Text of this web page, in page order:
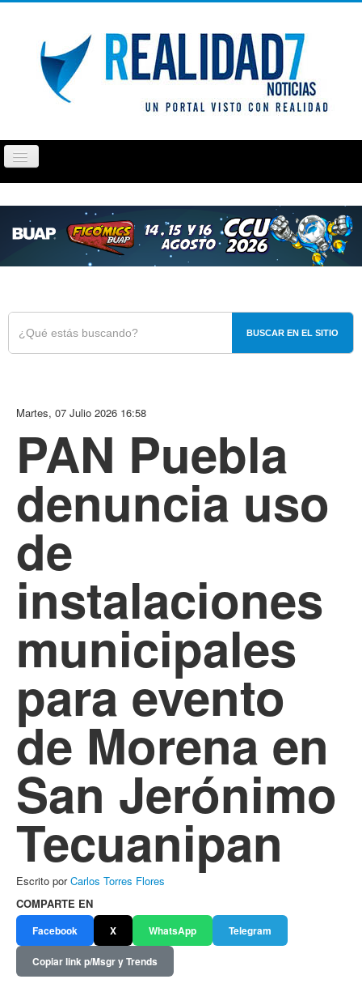
Cambiar
navegación
PUEBLA TLAXCALA OPINIÓN
BUSCAR EN EL SITIO
Martes, 07 Julio 2026 16:58
PAN Puebla
denuncia uso
de
instalaciones
municipales
para evento
de Morena en
San Jerónimo
Tecuanipan
Escrito porCarlos Torres Flores
COMPARTE EN
Facebook X WhatsApp Telegram
Copiar link p/Msgr y Trends